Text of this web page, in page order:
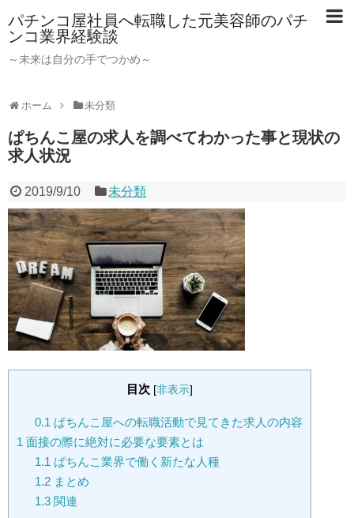
パチンコ屋社員へ転職した元美容師のパチ
ンコ業界経験談
～未来は自分の手でつかめ～
ホーム 未分類
ぱちんこ屋の求人を調べてわかった事と現状の
求人状況
2019/9/10 未分類
目次 [非表示]
0.1 ぱちんこ屋への転職活動で見てきた求人の内容
1 面接の際に絶対に必要な要素とは
1.1 ぱちんこ業界で働く新たな人種
1.2まとめ
1.3関連